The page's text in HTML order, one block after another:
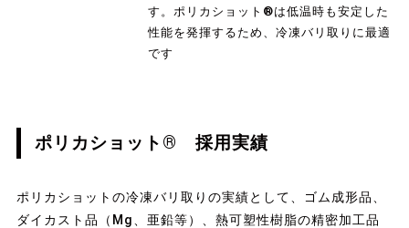
す。ポリカショット®は低温時も安定した
性能を発揮するため、冷凍バリ取りに最適
です
ポリカショット® 採用実績
ポリカショットの冷凍バリ取りの実績として、ゴム成形品、
ダイカスト品（Mg、亜鉛等）、熱可塑性樹脂の精密加工品